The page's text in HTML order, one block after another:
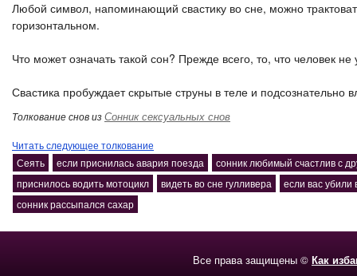
Любой символ, напоминающий свастику во сне, можно
горизонтальном.
Что может означать такой сон? Прежде всего, то, что человек
Свастика пробуждает скрытые струны в теле и подсознательно
Толкование снов изСонник сексуальных снов
Читать следующее толкование
Сеять
если приснилась авария поезда
сонник любимый счастлив с
приснилось водить мотоцикл
видеть во сне гулливера
если вас убили
сонник рассыпался сахар
Все права защищены © Как